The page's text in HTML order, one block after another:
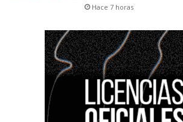
Hace 7 horas